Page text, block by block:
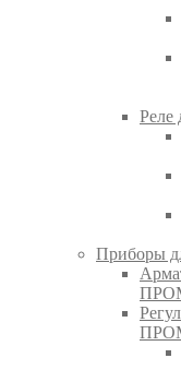
Приборы